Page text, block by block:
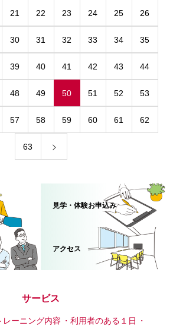
21 22 23 24 25 26
30 31 32 33 34 35
39 40 41 42 43 44
48 49 50 51 52 53
57 58 59 60 61 62
63
見学・体験お申込み
アクセス
サービス
レーニング内容
利用者のある１日